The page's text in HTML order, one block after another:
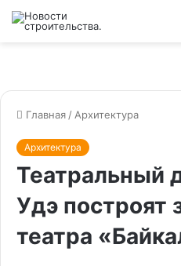
Главная / Архитектура
Архитектура
Театральный
Удэ построят
театра